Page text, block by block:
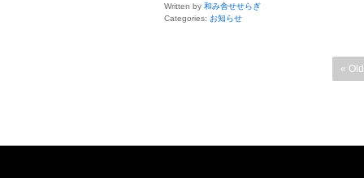
Written by 和み舎せせらぎ
Categories: お知らせ
«